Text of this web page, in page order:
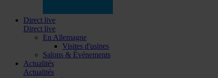
Direct live
Direct live
En Allemagne
Visites d'usines
Salons & Événements
Actualités
Actualités